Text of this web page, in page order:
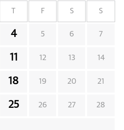
T F S S
4 5 6 7
11 12 13 14
18 19 20 21
25 26 27 28